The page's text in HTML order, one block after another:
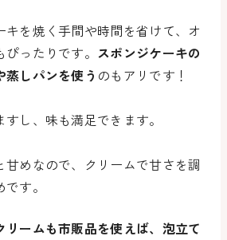
キを焼く手間や時間を省けて、オ
ったりです。 スポンジケーキの
しパンを使う のもアリです！
し、味も満足できます。
甘めなので、クリームで甘さを調
す。
リームも市販品を使えば、泡立て